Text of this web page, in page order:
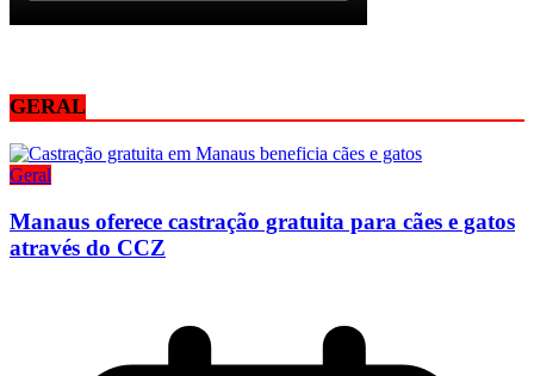
GERAL
Geral
Manaus oferece castração gratuita para cães e gatos
através do CCZ